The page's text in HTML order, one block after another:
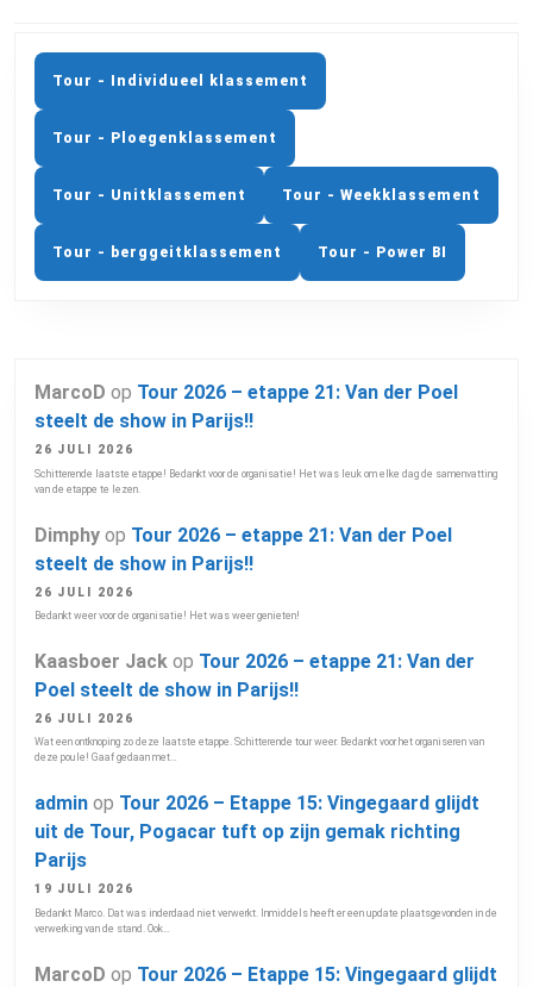
Previous
post:
Next
post:
Tour - Individueel klassement
Tour - Ploegenklassement
Tour - Unitklassement Tour - Weekklassement
Tour - berggeitklassement Tour - Power BI
MarcoD op Tour 2026 – etappe 21: Van der Poel
steelt de show in Parijs!!
26 JULI 2026
Schitterende laatste etappe! Bedankt voor de organisatie! Het was leuk om elke dag de samenvatting
van de etappe te lezen.
Dimphy op Tour 2026 – etappe 21: Van der Poel
steelt de show in Parijs!!
26 JULI 2026
Bedankt weer voor de organisatie! Het was weer genieten!
Kaasboer Jack op Tour 2026 – etappe 21: Van der
Poel steelt de show in Parijs!!
26 JULI 2026
Wat een ontknoping zo deze laatste etappe. Schitterende tour weer. Bedankt voor het organiseren van
deze poule! Gaaf gedaan met…
admin op Tour 2026 – Etappe 15: Vingegaard glijdt
uit de Tour, Pogacar tuft op zijn gemak richting
Parijs
19 JULI 2026
Bedankt Marco. Dat was inderdaad niet verwerkt. Inmiddels heeft er een update plaatsgevonden in de
verwerking van de stand. Ook…
MarcoD op Tour 2026 – Etappe 15: Vingegaard glijdt